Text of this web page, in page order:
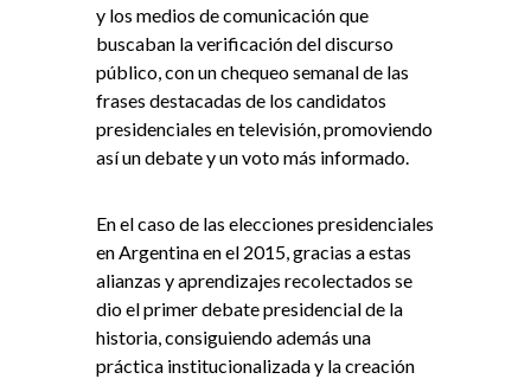
y los medios de comunicación que
buscaban la verificación del discurso
público, con un chequeo semanal de las
frases destacadas de los candidatos
presidenciales en televisión, promoviendo
así un debate y un voto más informado.
En el caso de las elecciones presidenciales
en Argentina en el 2015, gracias a estas
alianzas y aprendizajes recolectados se
dio el primer debate presidencial de la
historia, consiguiendo además una
práctica institucionalizada y la creación